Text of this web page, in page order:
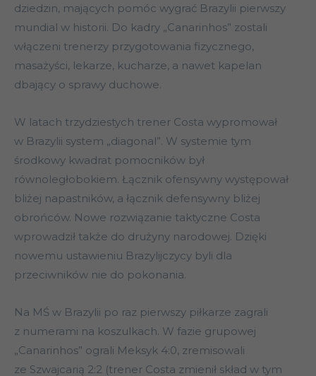
dziedzin, mających pomóc wygrać Brazylii pierwszy
mundial w historii. Do kadry „Canarinhos” zostali
włączeni trenerzy przygotowania fizycznego,
masażyści, lekarze, kucharze, a nawet kapelan
dbający o sprawy duchowe.
W latach trzydziestych trener Costa wypromował
w Brazylii system „diagonal”. W systemie tym
środkowy kwadrat pomocników był
równoległobokiem. Łącznik ofensywny występował
bliżej napastników, a łącznik defensywny bliżej
obrońców. Nowe rozwiązanie taktyczne Costa
wprowadził także do drużyny narodowej. Dzięki
nowemu ustawieniu Brazylijczycy byli dla
przeciwników nie do pokonania.
Na MŚ w Brazylii po raz pierwszy piłkarze zagrali
z numerami na koszulkach. W fazie grupowej
„Canarinhos” ograli Meksyk 4:0, zremisowali
ze Szwajcarią 2:2 (trener Costa zmienił skład w tym